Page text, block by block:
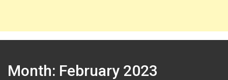
Month: February 2023